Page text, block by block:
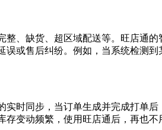
缺货、超区域配送等。旺店通的
或售后纠纷。例如，当系统检测
同步，当订单生成并完成打单后
变动频繁，使用旺店通后，再也